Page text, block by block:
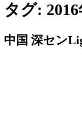
タグ:
中国 深セン